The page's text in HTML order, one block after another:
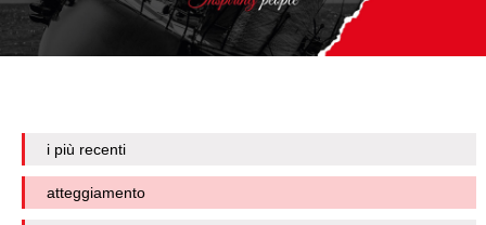
i più recenti
atteggiamento